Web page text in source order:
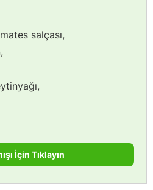
salçası,
İçin Tıklayın